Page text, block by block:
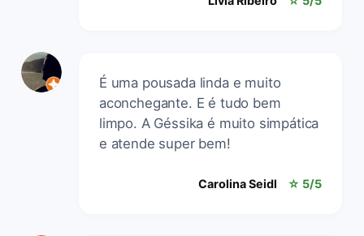
É uma pousada linda e muito
aconchegante. E é tudo bem
limpo. A Géssika é muito simpática
e atende super bem!
Carolina Seidl ☆ 5/5